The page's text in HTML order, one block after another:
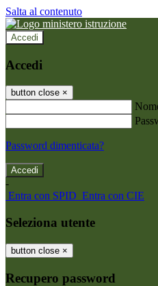
Salta al contenuto
Accedi
Accedi
button close ×
Password dimenticata?
-
Entra con SPID Entra con CIE
Seleziona utente
button close ×
Recupero password